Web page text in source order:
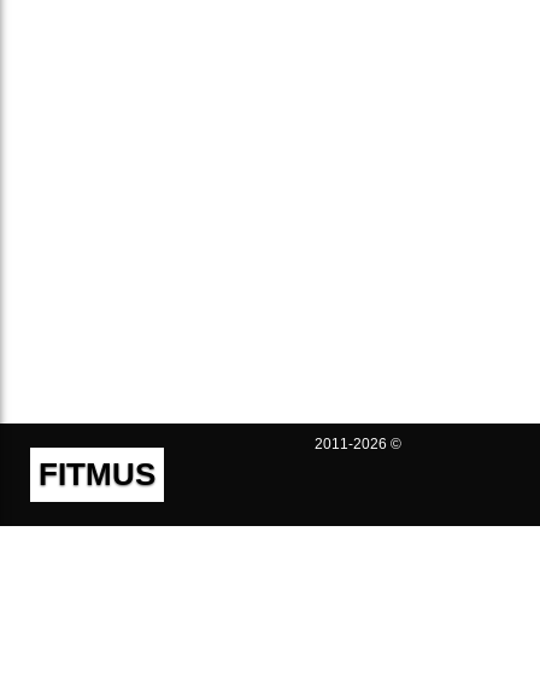
FITMUS
2011-2026 ©